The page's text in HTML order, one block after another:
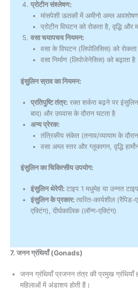
प्रोटीन संश्लेषण:
मांसपेशी ऊतकों में अमीनो अम्ल
प्रोटीन विघटन को रोकता है, वृद्धि और
वसा चयापचय नियमन:
वसा के विघटन (लिपोलिसिस) को रोकता
वसा निर्माण (लिपोजेनेसिस) को बढ़ाता है
इंसुलिन स्राव का नियमन:
प्रतिपुष्टि तंत्र: रक्त शर्करा बढ़ने पर
बाद) और उपवास के दौरान घटता है
अन्य प्रेरक:
तंत्रिकीय संकेत (तनाव/व्यायाम के
वसा अम्ल स्तर और ग्लूकागन, वृद्धि
इंसुलिन का चिकित्सीय उपयोग:
इंसुलिन थेरेपी: टाइप 1 मधुमेह या उन्नत
इंसुलिन के प्रकार: त्वरित-कार्यशील
एक्टिंग), दीर्घकालिक (लॉन्ग-एक्टिंग)
7. जनन ग्रंथियाँ (Gonads)
जनन ग्रंथियाँ प्रजनन तंत्र की प्रमुख ग्रंथियाँ
महिलाओं में अंडाशय होती हैं।